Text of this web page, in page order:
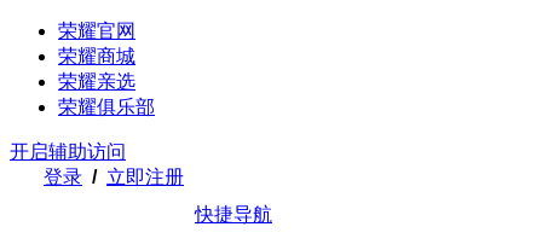
荣耀官网
荣耀商城
荣耀亲选
荣耀俱乐部
开启辅助访问
登录 / 立即注册
快捷导航